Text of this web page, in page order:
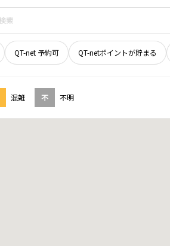
QT-net 予約可 QT-netポイントが貯まる
混雑 不 不明